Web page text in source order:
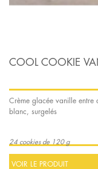
COOL COOKIE
Crème glacée vanille entre
blanc, surgelés
24 cookies de 120 g
VOIR LE PRODUIT